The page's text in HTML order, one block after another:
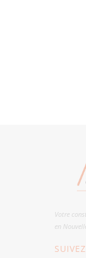
Votre
en